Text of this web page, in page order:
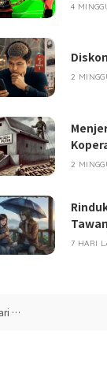
4
2
2
7 HARI